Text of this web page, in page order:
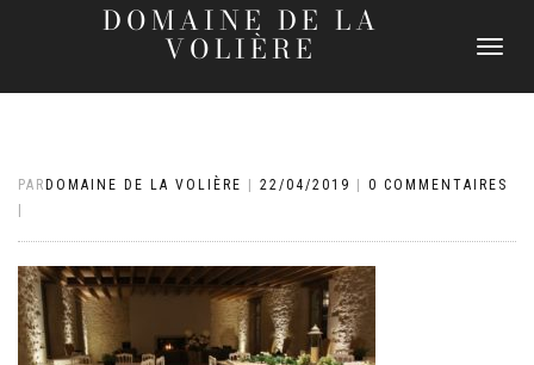
DOMAINE DE LA
VOLIÈRE
DÉPLIER
PAR DOMAINE DE LA VOLIÈRE 22/04/2019
0 COMMENTAIRES